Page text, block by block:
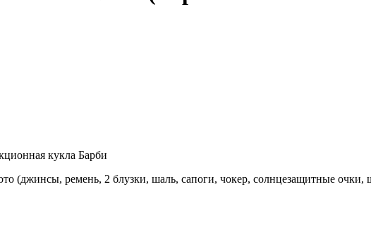
кукла Барби
(джинсы, ремень, 2 блузки, шаль, сапоги, чокер, солнцезащитные очки,